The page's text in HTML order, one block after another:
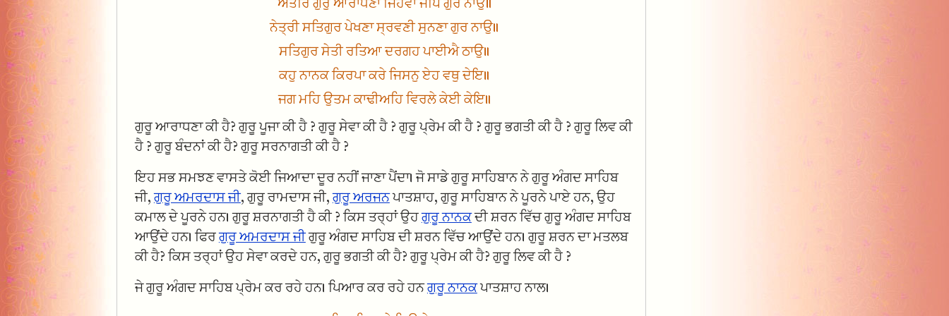
ਅੰਤਰਿ ਗੁਰੁ ਆਰਾਧਣਾ ਜਿਹਵਾ ਜਪਿ ਗੁਰ ਨਾਉ॥
ਨੇਤ੍ਰੀ ਸਤਿਗੁਰ ਪੇਖਣਾ ਸ੍ਰਵਣੀ ਸੁਨਣਾ ਗੁਰ ਨਾਉ॥
ਸਤਿਗੁਰ ਸੇਤੀ ਰਤਿਆ ਦਰਗਹ ਪਾਈਐ ਠਾਉ॥
ਕਹੁ ਨਾਨਕ ਕਿਰਪਾ ਕਰੇ ਜਿਸਨੁ ਏਹ ਵਥੁ ਦੇਇ॥
ਜਗ ਮਹਿ ਉਤਮ ਕਾਢੀਅਹਿ ਵਿਰਲੇ ਕੇਈ ਕੇਇ॥
ਗੁਰੂ ਆਰਾਧਣਾ ਕੀ ਹੈ? ਗੁਰੂ ਪੂਜਾ ਕੀ ਹੈ ? ਗੁਰੂ ਸੇਵਾ ਕੀ ਹੈ ? ਗੁਰੂ ਪ੍ਰੇਮ ਕੀ ਹੈ ? ਗੁਰੂ ਭਗਤੀ ਕੀ ਹੈ ? ਗੁਰੂ ਲਿਵ ਕੀ
ਹੈ ? ਗੁਰੂ ਬੰਦਨਾਂ ਕੀ ਹੈ? ਗੁਰੂ ਸਰਨਾਗਤੀ ਕੀ ਹੈ ?
ਇਹ ਸਭ ਸਮਝਣ ਵਾਸਤੇ ਕੋਈ ਜਿਆਦਾ ਦੂਰ ਨਹੀਂ ਜਾਣਾ ਪੈਂਦਾ। ਜੋ ਸਾਡੇ ਗੁਰੂ ਸਾਹਿਬਾਨ ਨੇ ਗੁਰੂ ਅੰਗਦ ਸਾਹਿਬ
ਜੀ,ਗੁਰੂ ਅਮਰਦਾਸ ਜੀ, ਗੁਰੂ ਰਾਮਦਾਸ ਜੀ,ਗੁਰੂ ਅਰਜਨਪਾਤਸ਼ਾਹ, ਗੁਰੂ ਸਾਹਿਬਾਨ ਨੇ ਪੂਰਨੇ ਪਾਏ ਹਨ, ਉਹ
ਕਮਾਲ ਦੇ ਪੂਰਨੇ ਹਨ। ਗੁਰੂ ਸ਼ਰਨਾਗਤੀ ਹੈ ਕੀ ? ਕਿਸ ਤਰ੍ਹਾਂ ਉਹਗੁਰੂ ਨਾਨਕਦੀ ਸ਼ਰਨ ਵਿੱਚ ਗੁਰੂ ਅੰਗਦ ਸਾਹਿਬ
ਆਉਂਦੇ ਹਨ। ਫਿਰਗੁਰੂ ਅਮਰਦਾਸ ਜੀਗੁਰੂ ਅੰਗਦ ਸਾਹਿਬ ਦੀ ਸ਼ਰਨ ਵਿੱਚ ਆਉਂਦੇ ਹਨ। ਗੁਰੂ ਸ਼ਰਨ ਦਾ ਮਤਲਬ
ਕੀ ਹੈ? ਕਿਸ ਤਰ੍ਹਾਂ ਉਹ ਸੇਵਾ ਕਰਦੇ ਹਨ, ਗੁਰੂ ਭਗਤੀ ਕੀ ਹੈ? ਗੁਰੂ ਪ੍ਰੇਮ ਕੀ ਹੈ? ਗੁਰੂ ਲਿਵ ਕੀ ਹੈ ?
ਜੇ ਗੁਰੂ ਅੰਗਦ ਸਾਹਿਬ ਪ੍ਰੇਮ ਕਰ ਰਹੇ ਹਨ। ਪਿਆਰ ਕਰ ਰਹੇ ਹਨਗੁਰੂ ਨਾਨਕਪਾਤਸ਼ਾਹ ਨਾਲ।